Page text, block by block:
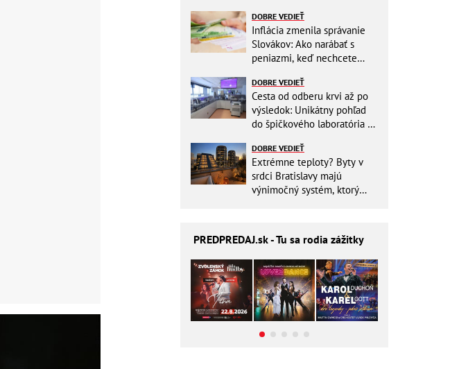
DOBRE VEDIEŤ
Inflácia zmenila správanie
Slovákov: Ako narábať s
peniazmi, keď nechcete
DOBRE VEDIEŤ
Cesta od odberu krvi až po
výsledok: Unikátny pohľad
do špičkového laboratória na
DOBRE VEDIEŤ
Extrémne teploty? Byty v
srdci Bratislavy majú
výnimočný systém, ktorý
PREDPREDAJ.sk - Tu sa rodia zážitky